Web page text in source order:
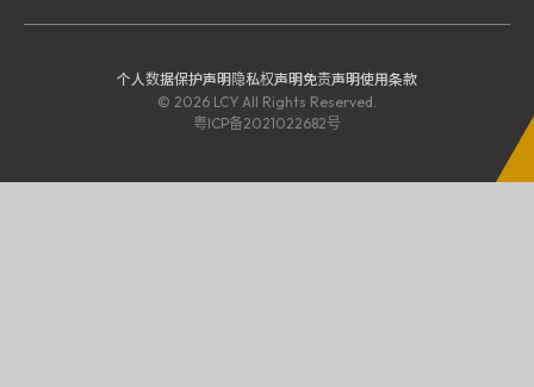
个人数据保护声明隐私权声明免责声明使用条款
© 2026 LCY All Rights Reserved.
粤ICP备2021022682号